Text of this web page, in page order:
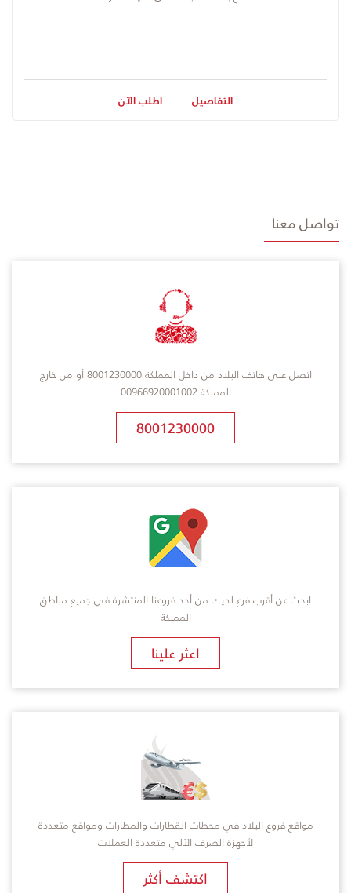
التفاصيل اطلب الآن
تواصل معنا
اتصل على هاتف البلاد من داخل المملكة 8001230000 أو من خارج
المملكة 00966920001002
8001230000
ابحث عن أقرب فرع لديك من أحد فروعنا المنتشرة في جميع مناطق
المملكة
​اعثر علينا
مواقع فروع البلاد في محطات القطارات والمطارات ومواقع متعددة
لأجهزة الصرف الآلي متعددة العملات
اكتشف أكثر